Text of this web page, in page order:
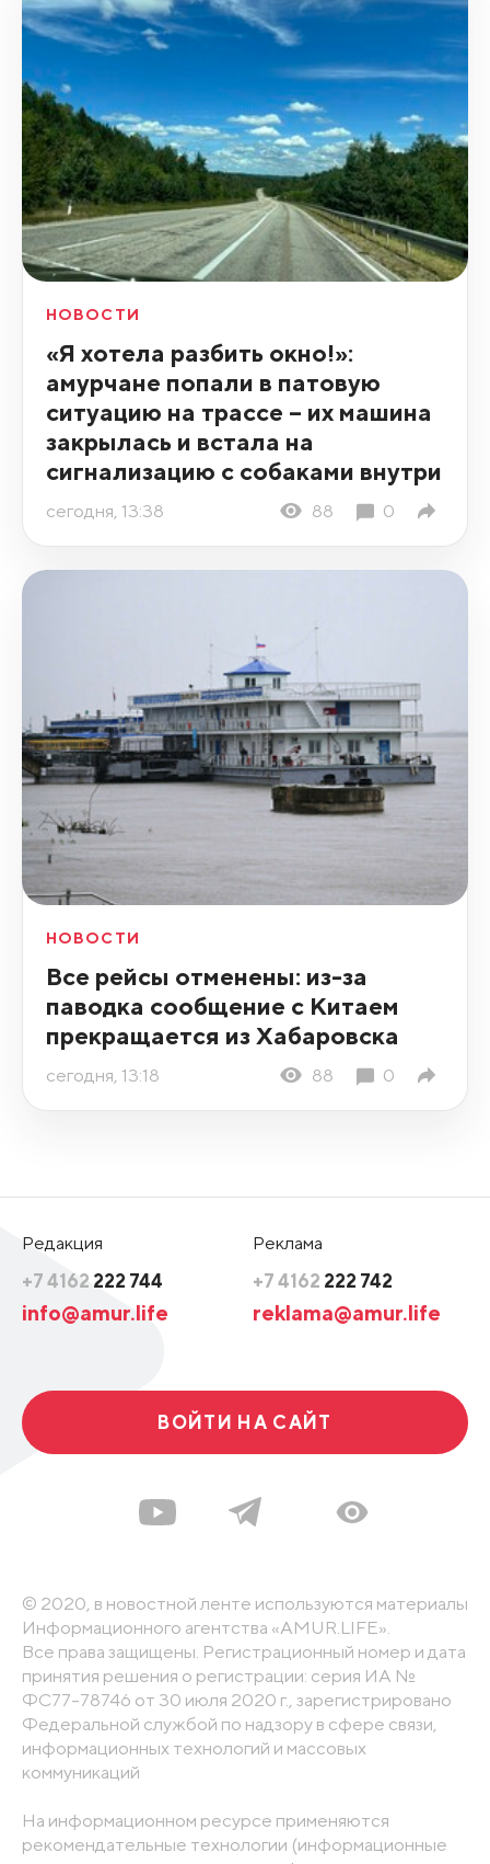
НОВОСТИ
«Я хотела разбить окно!»:
амурчане попали в патовую
ситуацию на трассе – их машина
закрылась и встала на
сигнализацию с собаками внутри
сегодня, 13:38 88 0
НОВОСТИ
Все рейсы отменены: из-за
паводка сообщение с Китаем
прекращается из Хабаровска
сегодня, 13:18 88 0
Редакция
+7 4162 222 744
info@amur.life
Реклама
+7 4162 222 742
reklama@amur.life
ВОЙТИ НА САЙТ
© 2020, в новостной ленте используются материалы
Информационного агентства «AMUR.LIFE».
Все права защищены. Регистрационный номер и дата
принятия решения о регистрации: серия ИА №
ФС77-78746 от 30 июля 2020 г., зарегистрировано
Федеральной службой по надзору в сфере связи,
информационных технологий и массовых
коммуникаций
На информационном ресурсе применяются
рекомендательные технологии (информационные